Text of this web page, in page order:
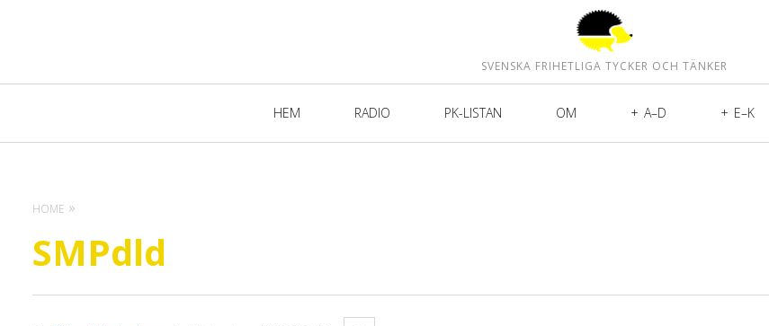
SVENSKA FRIHETLIGA TYCKER OCH TÄNKER
HEM RADIO PK-LISTAN OM A–D E–K
HOME
SMPdld